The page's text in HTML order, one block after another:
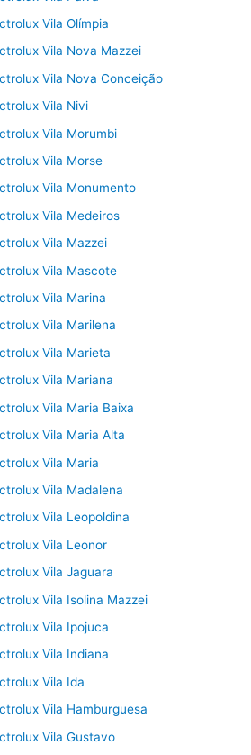
Vila Olímpia
Vila Nova Mazzei
Vila Nova Conceição
Vila Nivi
Vila Morumbi
Vila Morse
Vila Monumento
Vila Medeiros
Vila Mazzei
Vila Mascote
Vila Marina
Vila Marilena
Vila Marieta
Vila Mariana
Vila Maria Baixa
Vila Maria Alta
Vila Maria
Vila Madalena
Vila Leopoldina
Vila Leonor
Vila Jaguara
Vila Isolina Mazzei
Vila Ipojuca
Vila Indiana
Vila Ida
Vila Hamburguesa
Vila Gustavo